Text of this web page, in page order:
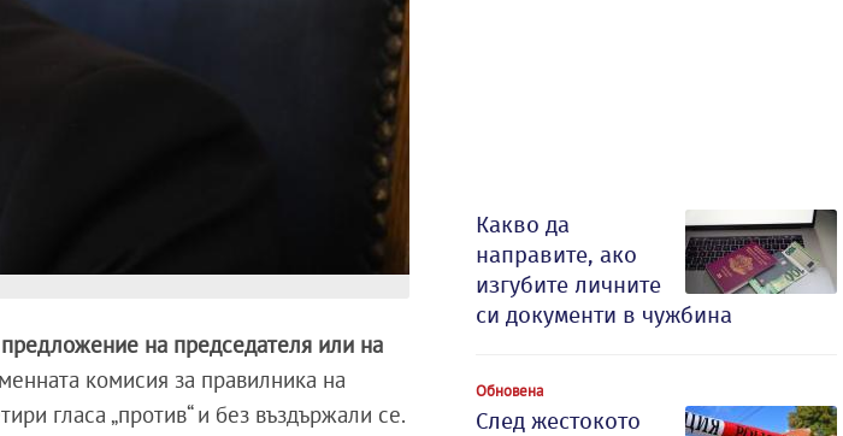
на председателя или на
комисия за правилника на
гласа „против“ и без въздържали се.
Какво да
направите, ако
изгубите личните
си документи в чужбина
Обновена
След жестокото